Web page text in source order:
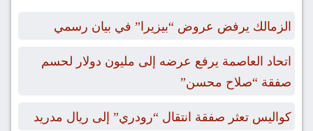
الزمالك يرفض عروض “بيزيرا” في بيان رسمي
اتحاد العاصمة يرفع عرضه إلى مليون دولار لحسم
صفقة “صلاح محسن”
كواليس تعثر صفقة انتقال “رودري” إلى ريال مدريد